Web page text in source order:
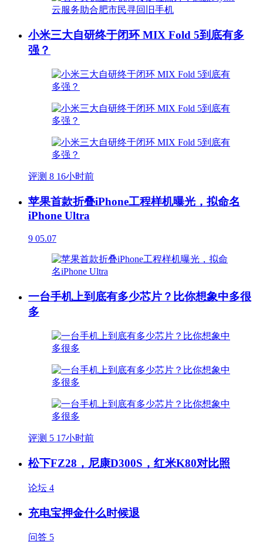
小米三大自研终于闭环 MIX Fold 5到底有多
强？
评测 8 16小时前
苹果首款折叠iPhone工程样机曝光，拟命名
iPhone Ultra
9 05.07
一台手机上到底有多少芯片？比你想象中多很
多
评测 5 17小时前
松下FZ28，尼康D300S，红米K80对比照
论坛 4
充电宝押金什么时候退
问答 5